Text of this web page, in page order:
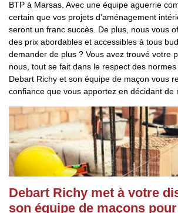
BTP à Marsas. Avec une équipe aguerrie
certain que vos projets d’aménagement
seront un franc succès. De plus, nous vous
des prix abordables et accessibles à tous
demander de plus ? Vous avez trouvé votre
nous, tout se fait dans le respect des normes
Debart Richy et son équipe de maçon vous
confiance que vous apportez en décidant de
Debart Richy met à votre
son équipe de maçons